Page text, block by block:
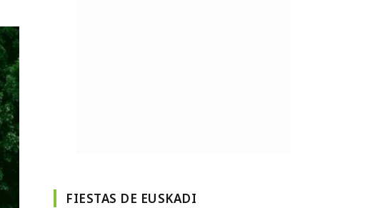
FIESTAS DE EUSKADI